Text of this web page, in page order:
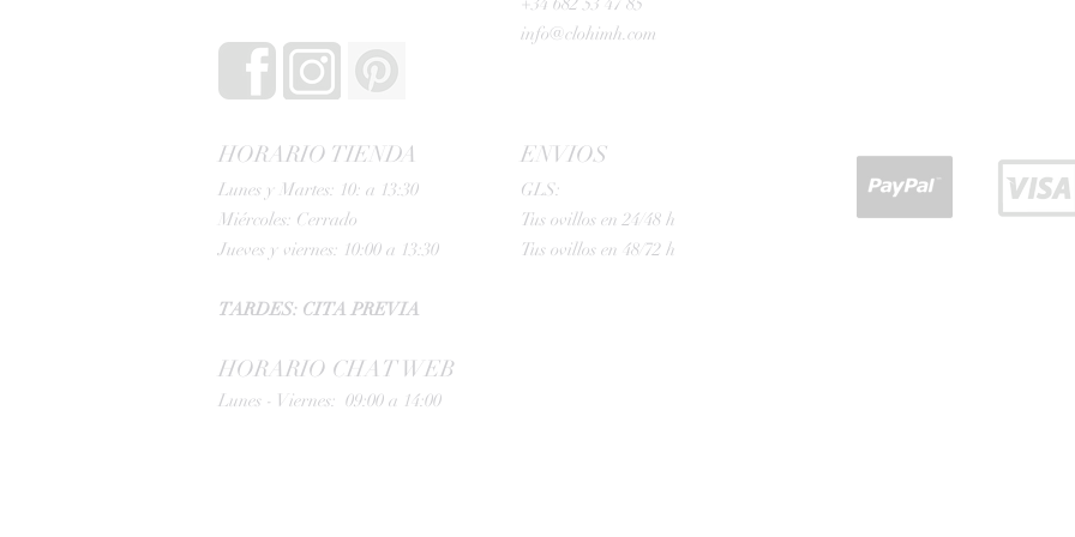
info@clohimh.com
HORARIO TIENDA
Lunes y Martes: 10: a 13:30
Miércoles: Cerrado
Jueves y viernes: 10:00 a 13:30
TARDES: CITA PREVIA
HORARIO CHAT WEB
Lunes - Viernes: 09:00 a 14:00
ENVIOS
GLS:
Tus ovillos en 24/48 h
Tus ovillos en 48/72 h